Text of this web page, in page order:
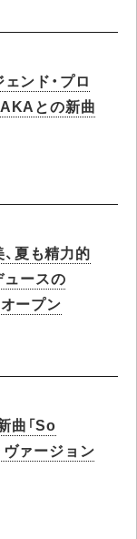
ンド・プロ
との新曲
夏も精力的
ースの
ープン
曲「So
ヴァージョン